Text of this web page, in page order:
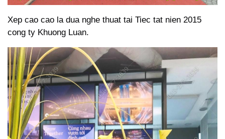
Xep cao cao la dua nghe thuat tai Tiec tat nien 2015
cong ty Khuong Luan.